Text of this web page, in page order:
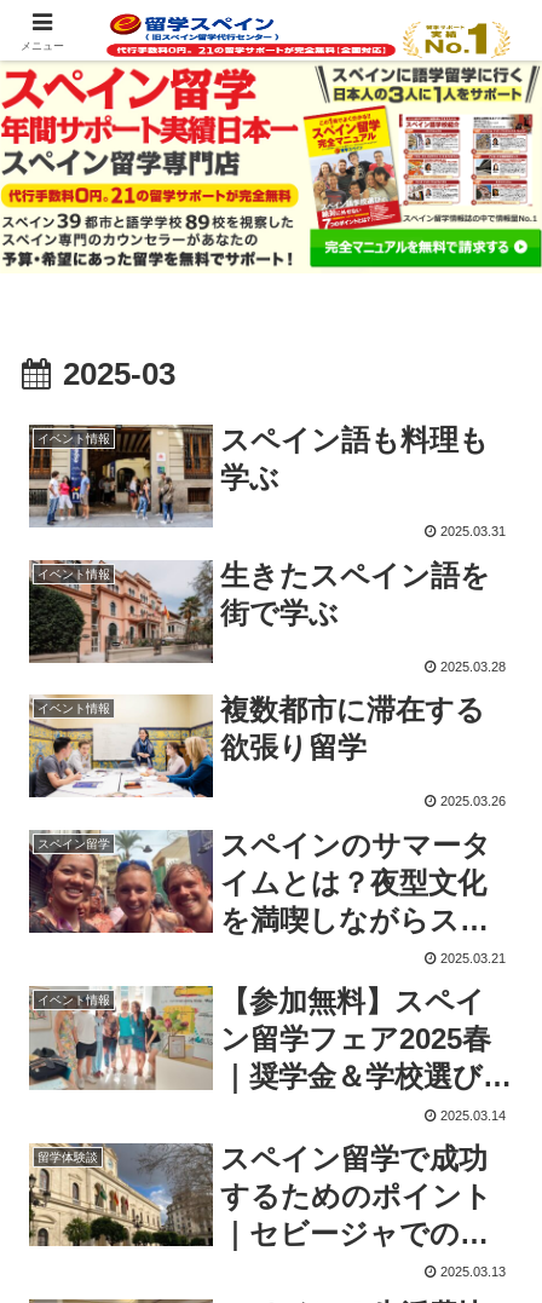
スペイン留学の最新情報をお届けします
2025-03
イベント情報
スペイン語も料理も
学ぶ
2025.03.31
イベント情報
生きたスペイン語を
街で学ぶ
2025.03.28
イベント情報
複数都市に滞在する
欲張り留学
2025.03.26
スペイン留学
スペインのサマータ
イムとは？夜型文化
を満喫しながらスペ
イン語留学を充実さ
せる方法
2025.03.21
イベント情報
【参加無料】スペイ
ン留学フェア2025春
｜奨学金＆学校選び
2025.03.14
留学体験談
スペイン留学で成功
するためのポイント
｜セビージャでの体
2025.03.13
メニュー